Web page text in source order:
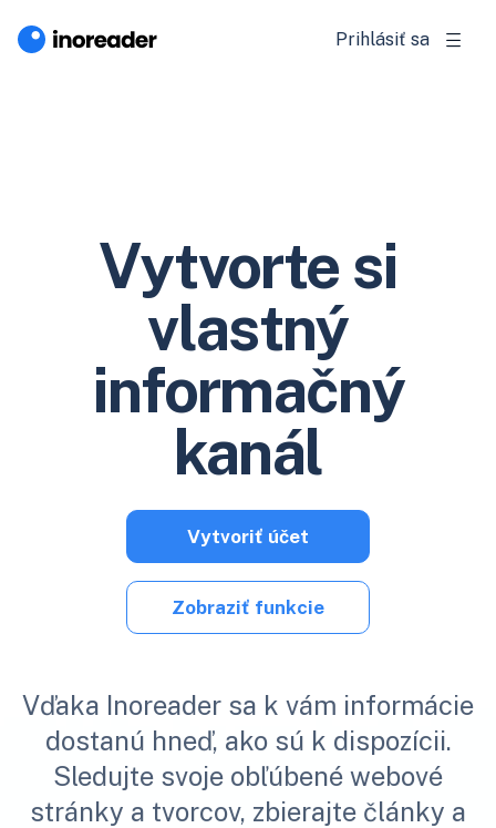
Prihlásiť sa
Vytvorte si
vlastný
informačný
kanál
Vďaka Inoreader sa k vám informácie
dostanú hneď, ako sú k dispozícii.
Sledujte svoje obľúbené webové
stránky a tvorcov, zbierajte články a
Vytvoriť účet
Zobraziť funkcie